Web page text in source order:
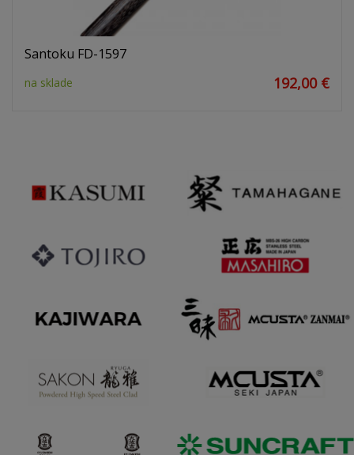
Santoku FD-1597
na sklade 192,00 €